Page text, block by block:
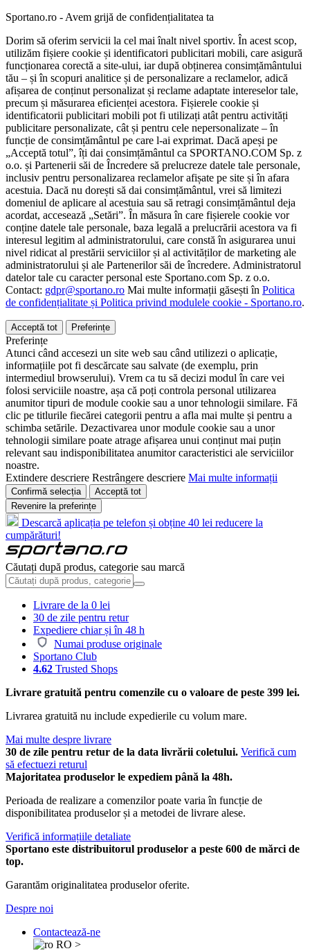
Sportano.ro - Avem grijă de confidențialitatea ta
Dorim să oferim servicii la cel mai înalt nivel sportiv. În acest scop,
utilizăm fișiere cookie și identificatori publicitari mobili, care asigură
funcționarea corectă a site-ului, iar după obținerea consimțământului
tău – și în scopuri analitice și de personalizare a reclamelor, adică
afișarea de conținut personalizat și reclame adaptate intereselor tale,
precum și măsurarea eficienței acestora. Fișierele cookie și
identificatorii publicitari mobili pot fi utilizați atât pentru activități
publicitare personalizate, cât și pentru cele nepersonalizate – în
funcție de consimțământul pe care l-ai exprimat. Dacă apeși pe
„Acceptă totul”, îți dai consimțământul ca SPORTANO.COM Sp. z
o.o. și Partenerii săi de Încredere să prelucreze datele tale personale,
inclusiv pentru personalizarea reclamelor afișate pe site și în afara
acestuia. Dacă nu dorești să dai consimțământul, vrei să limitezi
domeniul de aplicare al acestuia sau să retragi consimțământul deja
acordat, accesează „Setări”. În măsura în care fișierele cookie vor
conține datele tale personale, baza legală a prelucrării acestora va fi
interesul legitim al administratorului, care constă în asigurarea unui
nivel ridicat al prestării serviciilor și al activităților de marketing ale
administratorului și ale Partenerilor săi de încredere. Administratorul
datelor tale cu caracter personal este Sportano.com Sp. z o.o.
Contact: gdpr@sportano.ro Mai multe informații găsești în Politica
de confidențialitate și Politica privind modulele cookie - Sportano.ro.
Acceptă tot Preferințe
Preferințe
Atunci când accesezi un site web sau când utilizezi o aplicație,
informațiile pot fi descărcate sau salvate (de exemplu, prin
intermediul browserului). Vrem ca tu să decizi modul în care vei
folosi serviciile noastre, așa că poți controla personal utilizarea
anumitor tipuri de module cookie sau a unor tehnologii similare. Fă
clic pe titlurile fiecărei categorii pentru a afla mai multe și pentru a
schimba setările. Dezactivarea unor module cookie sau a unor
tehnologii similare poate atrage afișarea unui conținut mai puțin
relevant sau indisponibilitatea anumitor caracteristici ale serviciilor
noastre.
Extindere descriere Restrângere descriere Mai multe informații
Confirmă selecția
Acceptă tot
Revenire la preferințe
Descarcă aplicația pe telefon și obține 40 lei reducere la
cumpărături!
Căutați după produs, categorie sau marcă
Livrare de la 0 lei
30 de zile pentru retur
Expediere chiar și în 48 h
Numai produse originale
Sportano Club
4.62 Trusted Shops
Livrare gratuită pentru comenzile cu o valoare de peste 399 lei.
Livrarea gratuită nu include expedierile cu volum mare.
Mai multe despre livrare
30 de zile pentru retur de la data livrării coletului. Verifică cum
să efectuezi returul
Majoritatea produselor le expediem până la 48h.
Perioada de realizare a comenzilor poate varia în funcție de
disponibilitatea produselor și a metodei de livrare alese.
Verifică informațiile detaliate
Sportano este distribuitorul produselor a peste 600 de mărci de
top.
Garantăm originalitatea produselor oferite.
Despre noi
Contactează-ne
RO >